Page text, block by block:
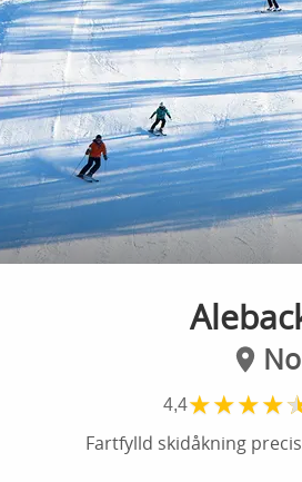
4,4★★★★
Fartfylld skidåkning